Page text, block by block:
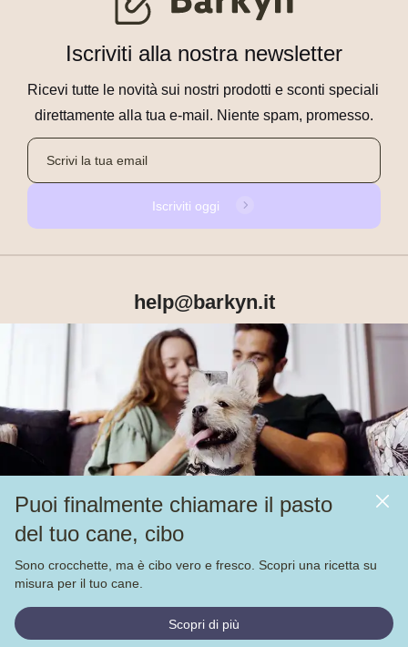
Puoi finalmente chiamare il pasto
del tuo cane, cibo
Sono crocchette, ma è cibo vero e fresco. Scopri una ricetta su
misura per il tuo cane.
Scopri di più
Iscriviti alla nostra newsletter
Ricevi tutte le novità sui nostri prodotti e sconti speciali
direttamente alla tua e-mail. Niente spam, promesso.
Iscriviti oggi
help@barkyn.it
Prodotti
Altri link
Alimentazione
2022